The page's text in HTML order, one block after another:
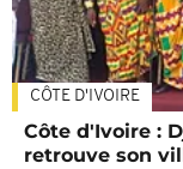
CÔTE D'IVOIRE
Côte d'Ivoire :
retrouve son